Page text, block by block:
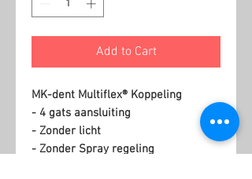
Add to Cart
MK-dent Multiflex® Koppeling
- 4 gats aansluiting
- Zonder licht
- Zonder Spray regeling